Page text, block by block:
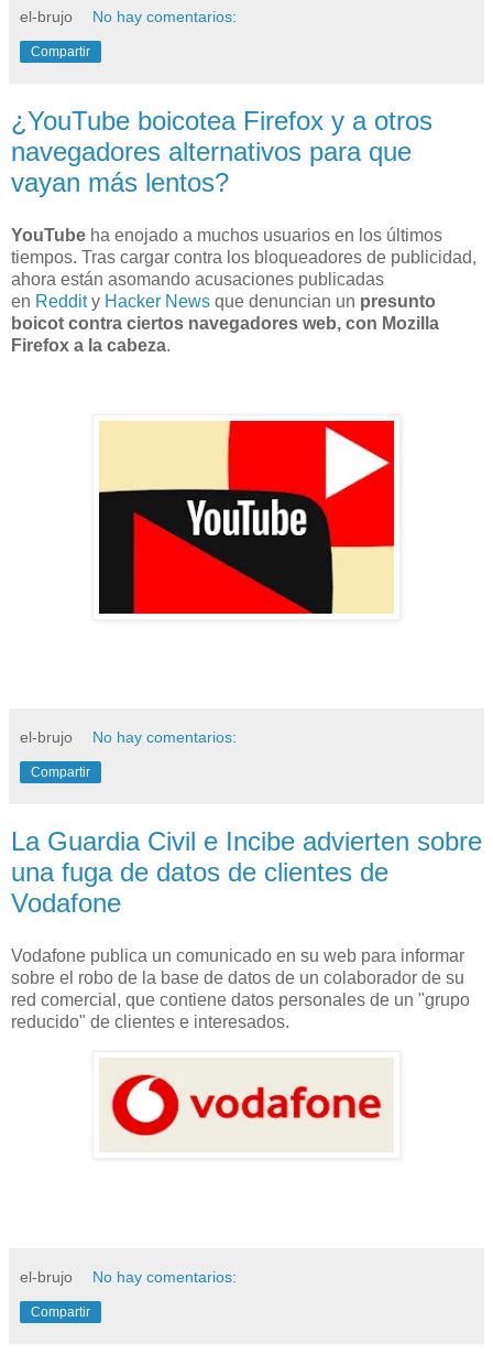
el-brujo No hay comentarios:
Compartir
¿YouTube boicotea Firefox y a otros
navegadores alternativos para que
vayan más lentos?
YouTube ha enojado a muchos usuarios en los últimos
tiempos. Tras cargar contra los bloqueadores de publicidad,
ahora están asomando acusaciones publicadas
en Reddity Hacker News que denuncian un presunto
boicot contra ciertos navegadores web, con Mozilla
Firefox a la cabeza.
el-brujo No hay comentarios:
Compartir
La Guardia Civil e Incibe advierten sobre
una fuga de datos de clientes de
Vodafone
Vodafone publica un comunicado en su web para informar
sobre el robo de la base de datos de un colaborador de su
red comercial, que contiene datos personales de un "grupo
reducido" de clientes e interesados.
el-brujo No hay comentarios:
Compartir